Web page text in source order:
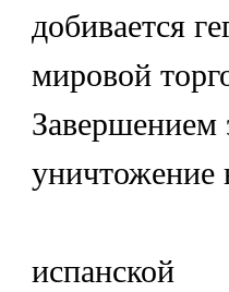
добивается
мировой
Завершением
уничтожение
испанской